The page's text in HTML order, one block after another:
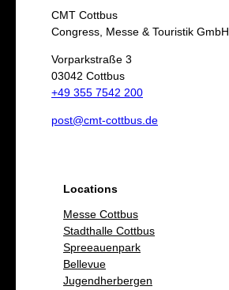
c
h
e
n
CMT Cottbus
Congress, Messe & Touristik GmbH
Vorparkstraße 3
03042 Cottbus
+49 355 7542 200
post@cmt-cottbus.de
Locations
Messe Cottbus
Stadthalle Cottbus
Spreeauenpark
Bellevue
Jugendherbergen